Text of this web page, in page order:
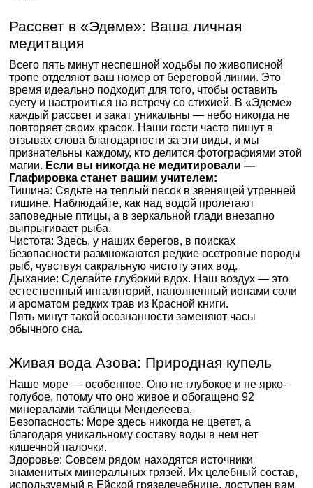
Рассвет в «Эдеме»: Ваша личная
медитация
Всего пять минут неспешной ходьбы по живописной
тропе отделяют ваш номер от береговой линии. Это
время идеально подходит для того, чтобы оставить
суету и настроиться на встречу со стихией. В «Эдеме»
каждый рассвет и закат уникальны — небо никогда не
повторяет своих красок. Наши гости часто пишут в
отзывах слова благодарности за эти виды, и мы
признательны каждому, кто делится фотографиями этой
магии. Если вы никогда не медитировали —
Глафировка станет вашим учителем:
Тишина: Сядьте на теплый песок в звенящей утренней
тишине. Наблюдайте, как над водой пролетают
заповедные птицы, а в зеркальной глади внезапно
выпрыгивает рыба.
Чистота: Здесь, у наших берегов, в поисках
безопасности размножаются редкие осетровые породы
рыб, чувствуя сакральную чистоту этих вод.
Дыхание: Сделайте глубокий вдох. Наш воздух — это
естественный ингаляторий, наполненный ионами соли
и ароматом редких трав из Красной книги.
Пять минут такой осознанности заменяют часы
обычного сна.
Живая вода Азова: Природная купель
Наше море — особенное. Оно не глубокое и не ярко-
голубое, потому что оно живое и обогащено 92
минералами таблицы Менделеева.
Безопасность: Море здесь никогда не цветет, а
благодаря уникальному составу воды в нем нет
кишечной палочки.
Здоровье: Совсем рядом находятся источники
знаменитых минеральных грязей. Их целебный состав,
используемый в Ейской грязелечебнице, доступен вам